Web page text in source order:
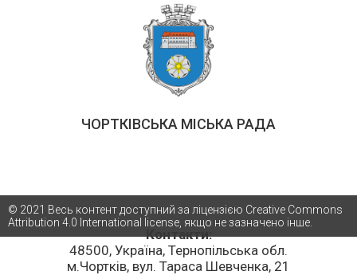
ЧОРТКІВСЬКА МІСЬКА РАДА
Контакти:
48500, Україна, Тернопільська обл.
м.Чортків, вул. Тараса Шевченка, 21
© 2021 Весь контент доступний за ліцензією Creative Commons
Attribution 4.0 International license, якщо не зазначено інше.